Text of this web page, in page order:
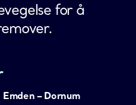
for å
Emden – Dornum